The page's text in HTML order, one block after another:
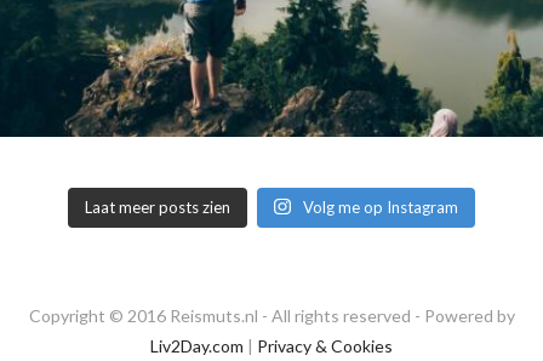
Laat meer posts zien Volg me op Instagram
Copyright © 2016 Reismuts.nl - All rights reserved - Powered by
Liv2Day.com | Privacy & Cookies